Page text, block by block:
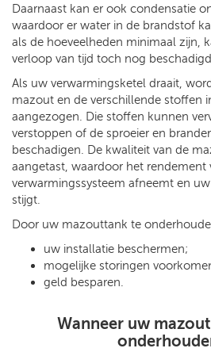
Daarnaast kan er ook condensatie
waardoor er water in de brandstof
als de hoeveelheden minimaal zijn,
verloop van tijd toch nog
Als uw verwarmingsketel draait,
mazout en de verschillende stoffen
aangezogen. Die stoffen kunnen
verstoppen of de sproeier en
beschadigen. De kwaliteit van de
aangetast, waardoor het rendement
verwarmingssysteem afneemt en
stijgt.
Door uw mazouttank te
uw installatie beschermen;
mogelijke storingen
geld besparen.
Wanneer uw